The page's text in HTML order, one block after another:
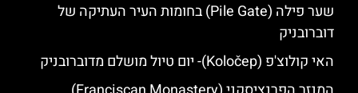
שער פילה (Pile Gate) בחומות העיר העתיקה של
דוברובניק
האי קולוצ'פ (Koločep)- יום טיול מושלם מדוברובניק